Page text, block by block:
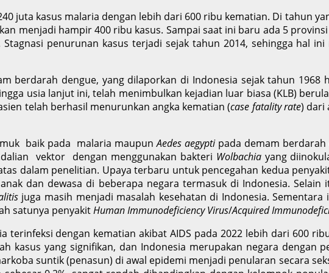
kasus malaria dengan lebih dari 600 ribu kematian. Di tahun
menjadi hampir 400 ribu kasus. Sampai saat ini baru ada 5
Stagnasi penurunan kasus terjadi sejak tahun 2014, sehingga hal
dengue, yang dilaporkan di Indonesia sejak tahun 1968
usia lanjut ini, telah menimbulkan kejadian luar biasa (KLB)
telah berhasil menurunkan angka kematian (case fatality rate) dari
baik pada malaria maupunAedes aegypti pada demam
vektor dengan menggunakan bakteri Wolbachia yang
dalam penelitian. Upaya terbaru untuk pencegahan kedua
dan dewasa di beberapa negara termasuk di Indonesia.
juga masih menjadi masalah kesehatan di Indonesia.
satunya penyakitHuman Immunodeficiency Virus/Acquired
dengan kematian akibat AIDS pada 2022 lebih dari 600
kasus yang signifikan, dan Indonesia merupakan negara dengan
suntik (penasun) di awal epidemi menjadi penularan secara